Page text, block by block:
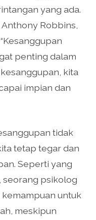
yang ada.
Robbins,
penting dalam
kita
impian dan
tidak
tetap tegar dan
Seperti yang
seorang psikolog
kemampuan untuk
meskipun